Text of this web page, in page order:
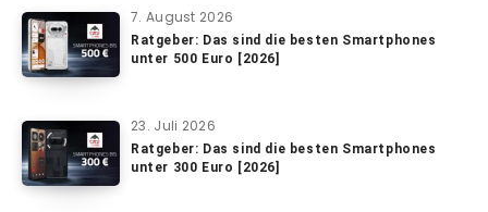
7. August 2026
Ratgeber: Das sind die besten Smartphones
unter 500 Euro [2026]
23. Juli 2026
Ratgeber: Das sind die besten Smartphones
unter 300 Euro [2026]